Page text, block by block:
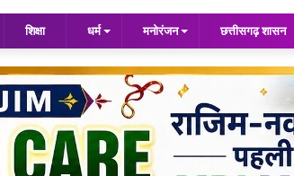
शिक्षा धर्म मनोरंजन छत्तीसगढ़ शासन